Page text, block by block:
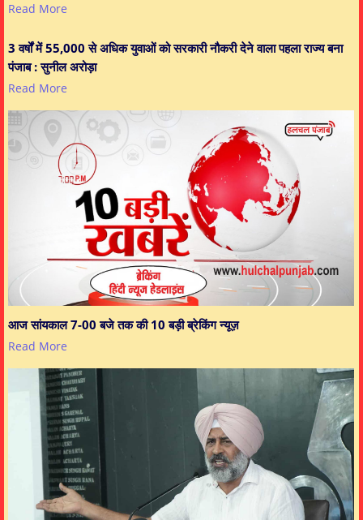
Read More
3 वर्षों में 55,000 से अधिक युवाओं को सरकारी नौकरी देने वाला पहला राज्य बना
पंजाब : सुनील अरोड़ा
Read More
आज सांयकाल 7-00 बजे तक की 10 बड़ी ब्रेकिंग न्यूज़
Read More